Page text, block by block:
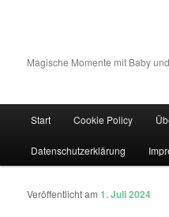
Magische Momente mit Baby
Zum Inhalt wechseln
Zum sekundären Inhalt
Start Cookie Policy
Datenschutzerklärung
Artikelnavigation
Veröffentlicht am1. Juli 2024